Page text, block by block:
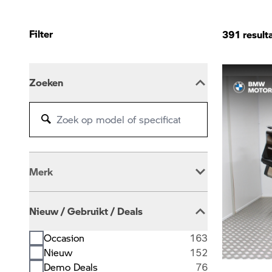
Filter
Zoeken
Merk
Nieuw / Gebruikt / Deals
Occasion
163
Nieuw
152
Demo Deals
76
391